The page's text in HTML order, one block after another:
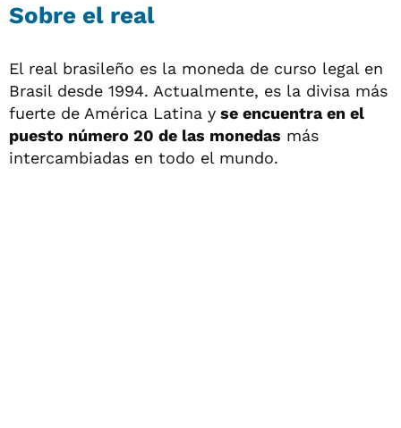
Sobre el real
El real brasileño es la moneda de curso legal en
Brasil desde 1994. Actualmente, es la divisa más
fuerte de América Latina y se encuentra en el
puesto número 20 de las monedas más
intercambiadas en todo el mundo.